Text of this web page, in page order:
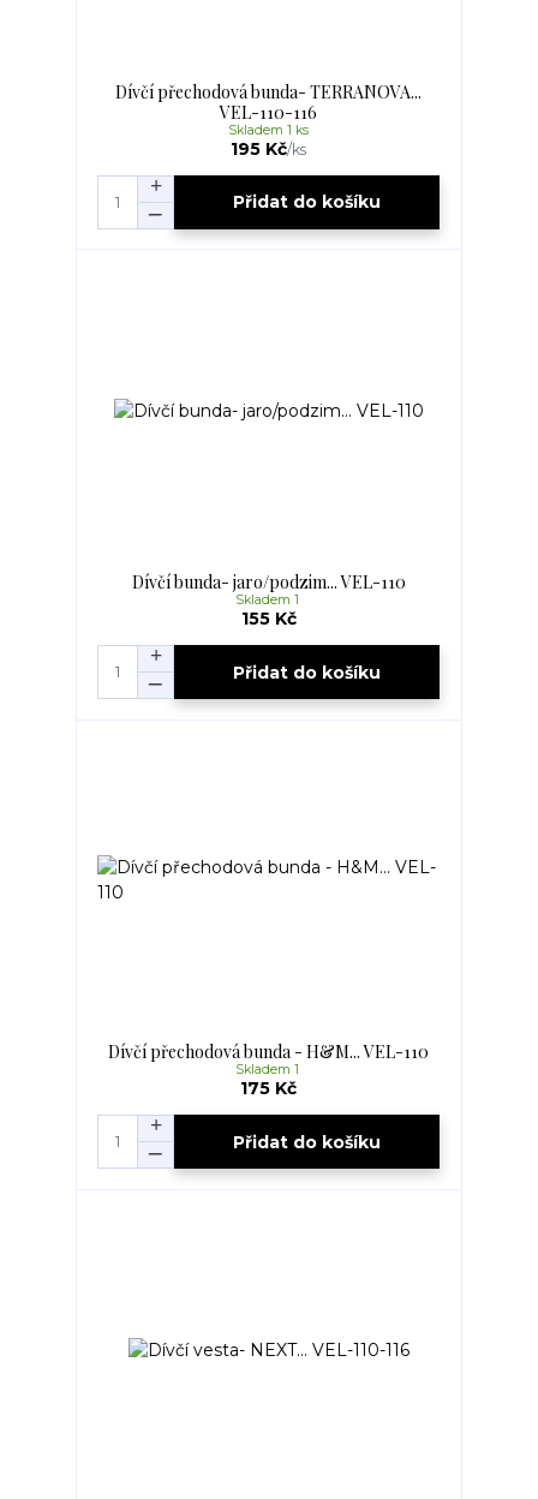
Dívčí přechodová bunda- TERRANOVA...
VEL-110-116
195 Kč/ks
Skladem 1 ks
Přidat do košíku
Dívčí bunda- jaro/podzim... VEL-110
155 Kč
Skladem 1
Přidat do košíku
Dívčí přechodová bunda - H&M... VEL-110
175 Kč
Skladem 1
Přidat do košíku